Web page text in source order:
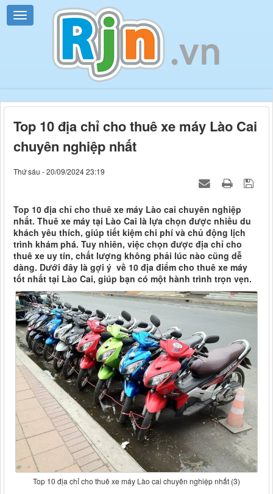
Top 10 địa chỉ cho thuê xe máy Lào Cai
chuyên nghiệp nhất
Thứ sáu - 20/09/2024 23:19
Top 10 địa chỉ cho thuê xe máy Lào cai chuyên nghiệp
nhất. Thuê xe máy tại Lào Cai là lựa chọn được nhiều du
khách yêu thích, giúp tiết kiệm chi phí và chủ động lịch
trình khám phá. Tuy nhiên, việc chọn được địa chỉ cho
thuê xe uy tín, chất lượng không phải lúc nào cũng dễ
dàng. Dưới đây là gợi ý về 10 địa điểm cho thuê xe máy
tốt nhất tại Lào Cai, giúp bạn có một hành trình trọn vẹn.
Top 10 địa chỉ cho thuê xe máy Lào cai chuyên nghiệp nhất (3)